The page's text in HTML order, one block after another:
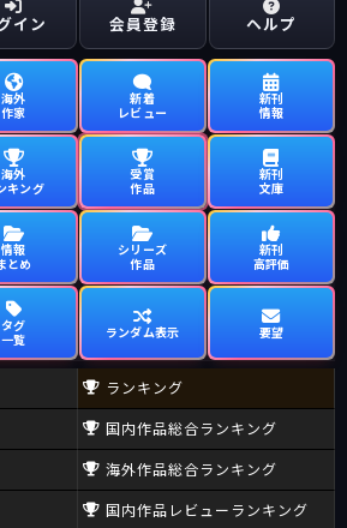
イン 会員登録 ヘルプ
海外
作家
新着
レビュー
新刊
情報
海外
キング
受賞
作品
新刊
文庫
情報
とめ
シリーズ
作品
新刊
高評価
タグ
一覧
ランダム表示 要望
ランキング
国内作品総合ランキング
海外作品総合ランキング
国内作品レビューランキング